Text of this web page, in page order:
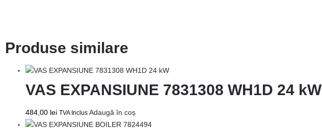
Produse similare
VAS EXPANSIUNE 7831308 WH1D 24 kW
484,00 lei TVA Inclus Adaugă în coș